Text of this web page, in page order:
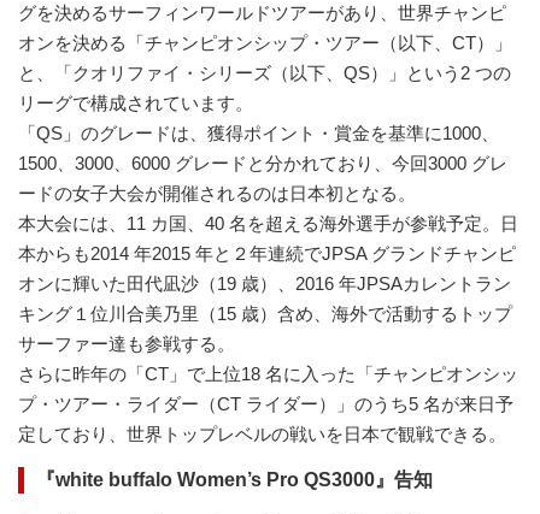
グを決めるサーフィンワールドツアーがあり、世界チャンピ
オンを決める「チャンピオンシップ・ツアー（以下、CT）」
と、「クオリファイ・シリーズ（以下、QS）」という2 つの
リーグで構成されています。
「QS」のグレードは、獲得ポイント・賞金を基準に1000、
1500、3000、6000 グレードと分かれており、今回3000 グレ
ードの女子大会が開催されるのは日本初となる。
本大会には、11 カ国、40 名を超える海外選手が参戦予定。日
本からも2014 年2015 年と２年連続でJPSA グランドチャンピ
オンに輝いた田代凪沙（19 歳）、2016 年JPSAカレントラン
キング１位川合美乃里（15 歳）含め、海外で活動するトップ
サーファー達も参戦する。
さらに昨年の「CT」で上位18 名に入った「チャンピオンシッ
プ・ツアー・ライダー（CT ライダー）」のうち5 名が来日予
定しており、世界トップレベルの戦いを日本で観戦できる。
『white buffalo Women’s Pro QS3000』告知